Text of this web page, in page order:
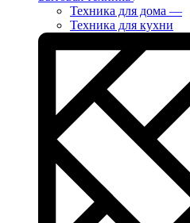
Техника для дома —
Техника для кухни